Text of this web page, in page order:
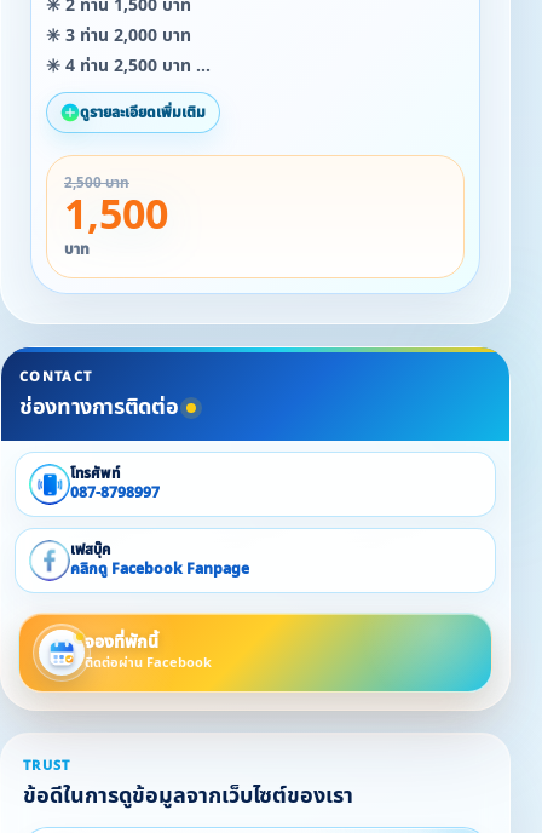
✳️ 2 ท่าน 1,500 บาท
✳️ 3 ท่าน 2,000 บาท
✳️ 4 ท่าน 2,500 บาท
(เด็ก6ขวบขึ้น คิดราคาปกติ ต่ำกว่า5ขวบฟรี )
❤️ ราคากิจกรรม ❤️
⭐ แพเปียกรอบละ 1,000 ( 1-10 ท่าน )
⭐ แพล่องหลังใหญ่ 2,000 ( 20 ท่าน )
⭐ นั่งเรือชมธรรมชาติ 400 ( 1-8 ท่าน )
❌ งดปิ้งย่างทุกชนิด ไม่รับสัตว์เลี้ยง
ดูรายละเอียดเพิ่มเติม
2,500 บาท
1,500
บาท
CONTACT
ช่องทางการติดต่อ
โทรศัพท์
087-8798997
เฟสบุ๊ค
คลิกดู Facebook Fanpage
จองที่พักนี้
ติดต่อผ่าน Facebook
TRUST
ข้อดีในการดูข้อมูลจากเว็บไซต์ของเรา